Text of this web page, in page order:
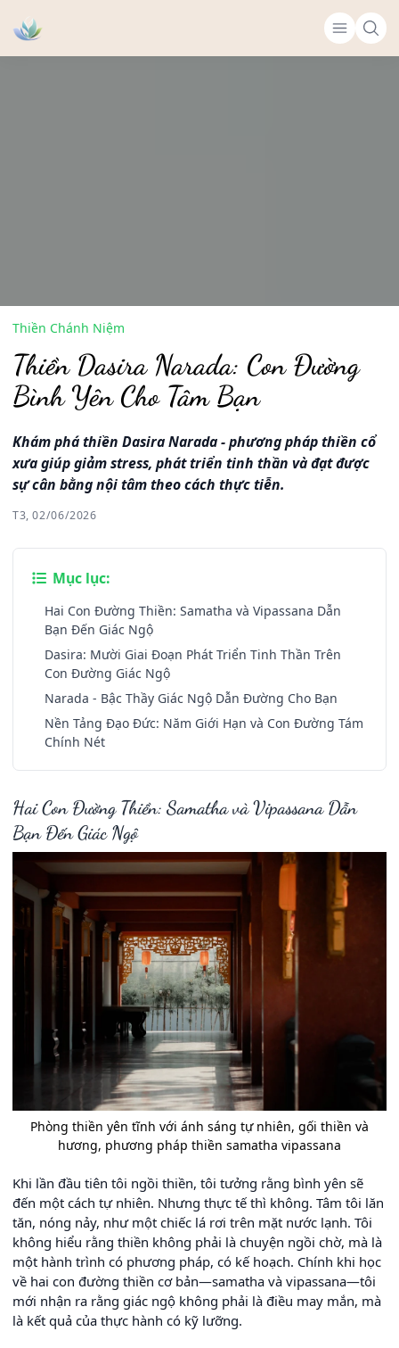
Thiền Chánh Niệm
Thiền Dasira Narada: Con Đường
Bình Yên Cho Tâm Bạn
Khám phá thiền Dasira Narada - phương pháp thiền cổ
xưa giúp giảm stress, phát triển tinh thần và đạt được
sự cân bằng nội tâm theo cách thực tiễn.
T3, 02/06/2026
Mục lục:
Hai Con Đường Thiền: Samatha và Vipassana Dẫn
Bạn Đến Giác Ngộ
Dasira: Mười Giai Đoạn Phát Triển Tinh Thần Trên
Con Đường Giác Ngộ
Narada - Bậc Thầy Giác Ngộ Dẫn Đường Cho Bạn
Nền Tảng Đạo Đức: Năm Giới Hạn và Con Đường Tám
Chính Nét
Hai Con Đường Thiền: Samatha và Vipassana Dẫn
Bạn Đến Giác Ngộ
Phòng thiền yên tĩnh với ánh sáng tự nhiên, gối thiền và
hương, phương pháp thiền samatha vipassana
Khi lần đầu tiên tôi ngồi thiền, tôi tưởng rằng bình yên sẽ
đến một cách tự nhiên. Nhưng thực tế thì không. Tâm tôi lăn
tăn, nóng nảy, như một chiếc lá rơi trên mặt nước lạnh. Tôi
không hiểu rằng thiền không phải là chuyện ngồi chờ, mà là
một hành trình có phương pháp, có kế hoạch. Chính khi học
về hai con đường thiền cơ bản—samatha và vipassana—tôi
mới nhận ra rằng giác ngộ không phải là điều may mắn, mà
là kết quả của thực hành có kỹ lưỡng.